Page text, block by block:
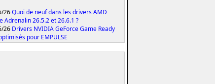
26Quoi de neuf dans les drivers AMD
Adrenalin 26.5.2 et 26.6.1 ?
26 Drivers NVIDIA GeForce Game Ready
pour EMPULSE